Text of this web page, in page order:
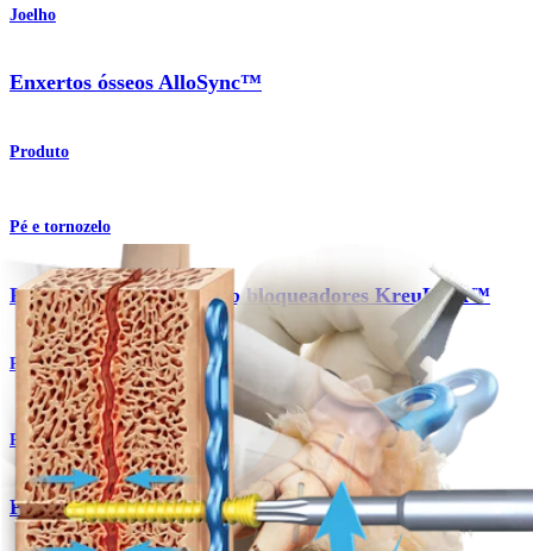
Joelho
Enxertos ósseos AlloSync™
Produto
Pé e tornozelo
Parafusos de compressão bloqueadores KreuLock™
Produto
Pé e tornozelo
Placas MaxForce™ MTP